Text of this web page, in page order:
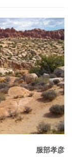
服部孝彦